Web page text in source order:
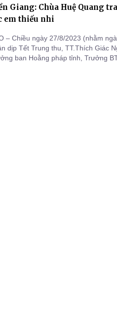
Giang: Chùa Huệ Quang
em thiếu nhi
– Chiều ngày 27/8/2023 (nhằm
dịp Tết Trung thu, TT.Thích Giác
ban Hoằng pháp tỉnh, Trưởng